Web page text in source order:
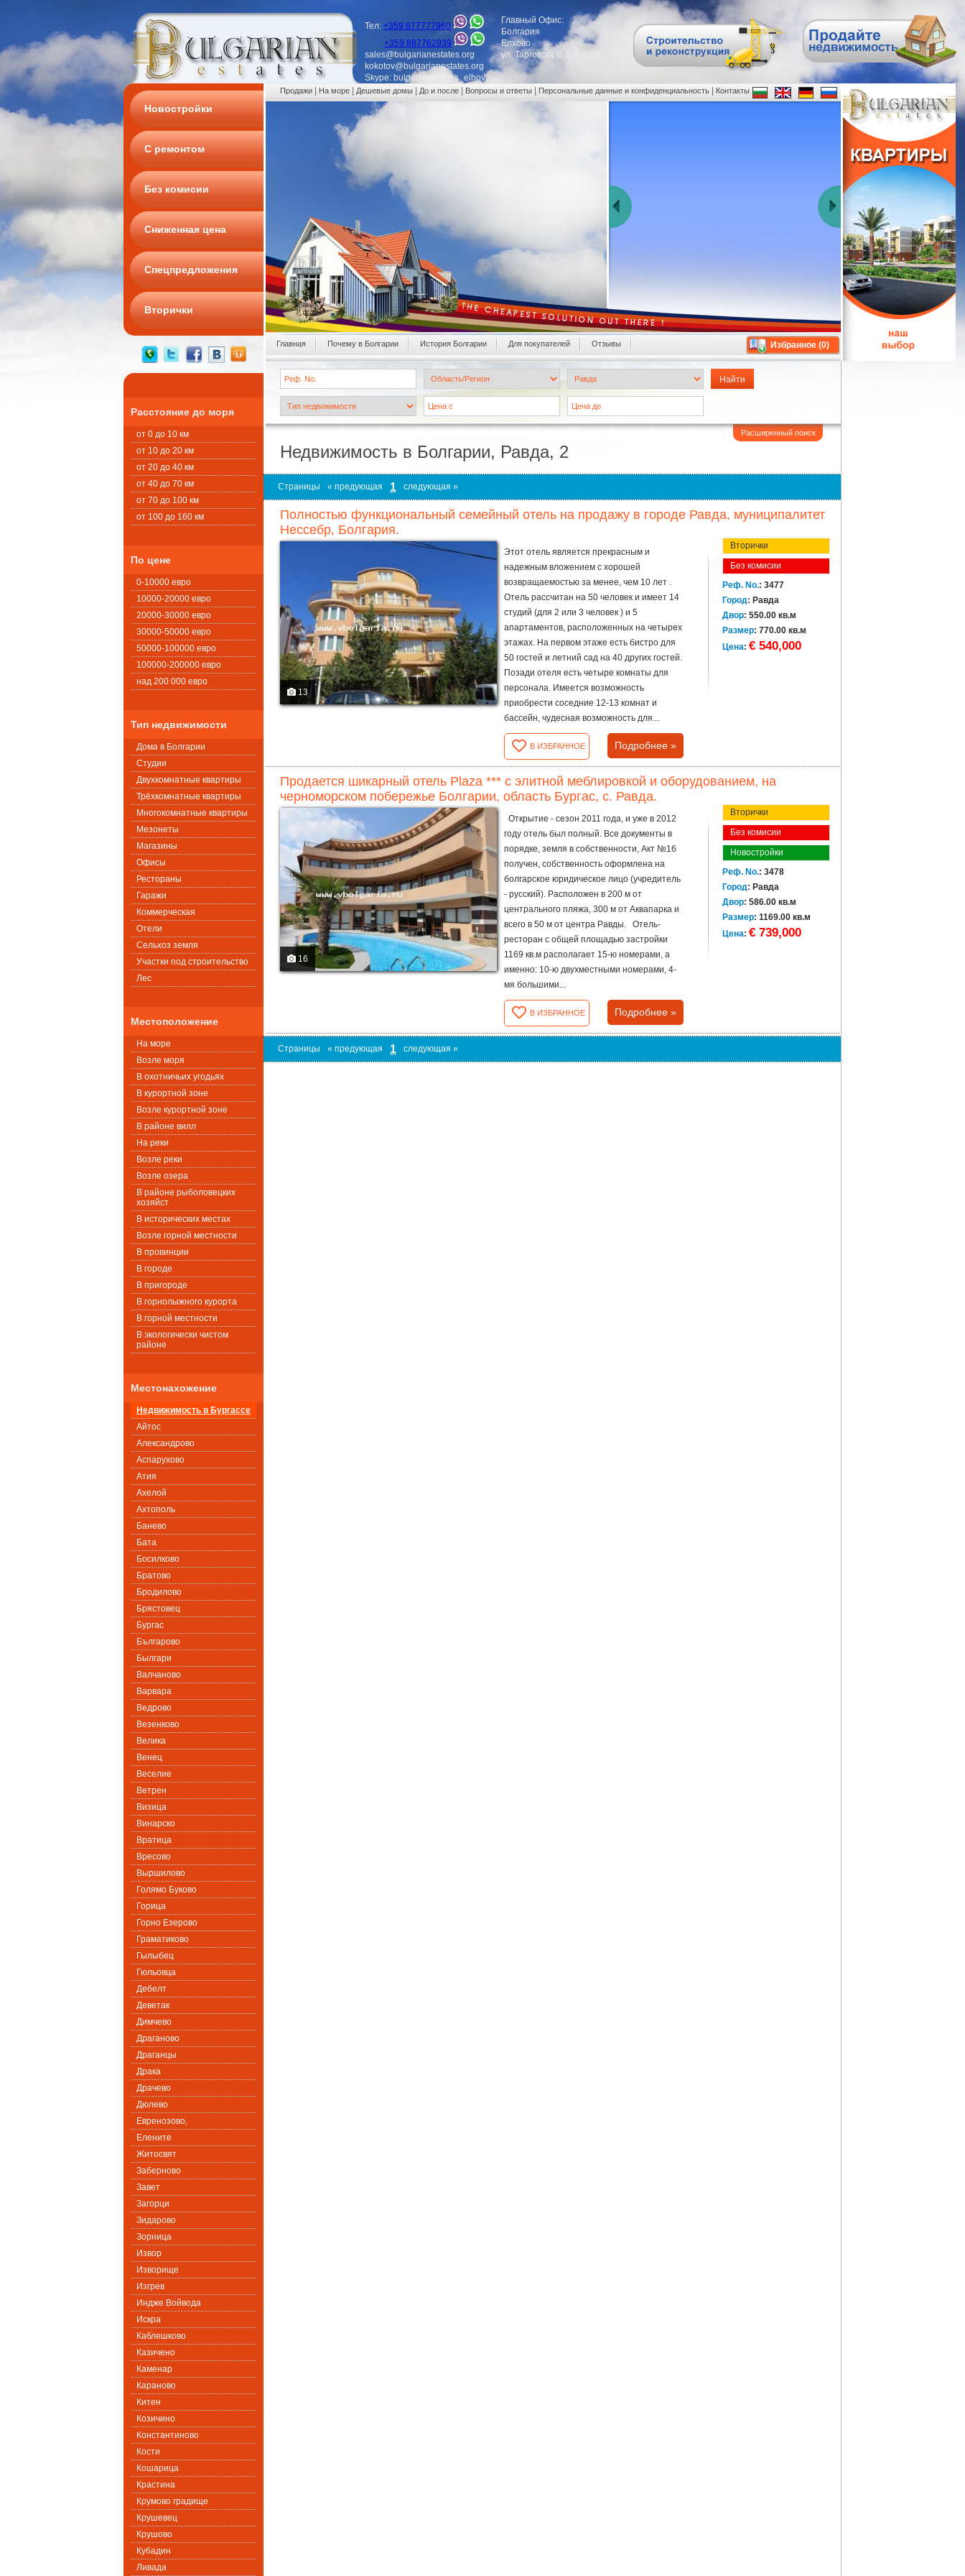
Тел: +359 877777960
+359 887762939
sales@bulgarianestates.org
kokotov@bulgarianestates.org
Skype: bulgarianestates_elhovo
Главный Офис:
Болгария
Елхово
ул. Тарговска 8, 2-й етаж
Новостройки
С ремонтом
Без комисии
Сниженная цена
Спецпредложения
Вторички
Расстояние до моря
от 0 до 10 км
от 10 до 20 км
от 20 до 40 км
от 40 до 70 км
от 70 до 100 км
от 100 до 160 км
По цене
0-10000 евро
10000-20000 евро
20000-30000 евро
30000-50000 евро
50000-100000 евро
100000-200000 евро
над 200 000 евро
Тип недвижимости
Дома в Болгарии
Студии
Двухкомнатные квартиры
Трёхкомнатные квартиры
Многокомнатные квартиры
Мезонеты
Магазины
Офисы
Рестораны
Гаражи
Коммерческая
Oтели
Сельхоз земля
Участки под строительство
Лес
Местоположение
На море
Возле моря
В охотничьих угодьях
В курортной зоне
Возле курортной зоне
В районе вилл
На реки
Возле реки
Возле озера
В районе рыболовецких
хозяйст
В исторических местах
Возле горной местности
В провинции
В городе
В пригороде
В горнолыжного курорта
В горной местности
В экологически чистом
районе
Местонахожение
Недвижимость в Бургассе
Айтос
Александрово
Аспарухово
Атия
Ахелой
Ахтополь
Банево
Бата
Босилково
Братово
Бродилово
Брястовец
Бургас
Българово
Былгари
Валчаново
Варвара
Ведрово
Везенково
Велика
Венец
Веселие
Ветрен
Визица
Винарско
Вратица
Вресово
Выршилово
Голямо Буково
Горица
Горно Езерово
Граматиково
Гылыбец
Гюльовца
Дебелт
Деветак
Димчево
Драганово
Драганцы
Драка
Драчево
Дюлево
Евренозово,
Елените
Житосвят
Заберново
Завет
Загорци
Зидарово
Зорница
Извор
Изворище
Изгрев
Индже Войвода
Искра
Каблешково
Казичено
Каменар
Караново
Китен
Козичино
Константиново
Кости
Кошарица
Крастина
Крумово градище
Крушевец
Крушово
Кубадин
Ливада
Продажи На море Дешевые домы До и после Вопросы и ответы Персональные данные и конфиденциальность Контакты
Главная Почему в Болгарии История Болгарии Для покупателей Oтзывы Избранное (0)
Расширенный поиск
Недвижимость в Болгарии, Равда, 2
Страницы « предующая 1 следующая »
Полностью функциональный семейный отель на продажу в городе Равда, муниципалитет
Нессебр, Болгария.
13
Этот отель является прекрасным и
надежным вложением с хорошей
возвращаемостью за менее, чем 10 лет .
Отель рассчитан на 50 человек и имеет 14
студий (для 2 или 3 человек ) и 5
апартаментов, расположенных на четырех
этажах. На первом этаже есть бистро для
50 гостей и летний сад на 40 других гостей.
Позади отеля есть четыре комнаты для
персонала. Имеется возможность
приобрести соседние 12-13 комнат и
бассейн, чудесная возможность для...
В ИЗБРАННОЕ Подробнее »
Вторички
Без комисии
Реф. No.: 3477
Город: Равда
Двор: 550.00 кв.м
Размер: 770.00 кв.м
Цена: € 540,000
Продается шикарный отель Plaza *** с элитной меблировкой и оборудованием, на
черноморском побережье Болгарии, область Бургас, с. Равда.
16
Открытие - сезон 2011 года, и уже в 2012
году отель был полный. Все документы в
порядке, земля в собственности, Акт №16
получен, собственность оформлена на
болгарское юридическое лицо (учредитель
- русский). Расположен в 200 м от
центрального пляжа, 300 м от Аквапарка и
всего в 50 м от центра Равды. Отель-
ресторан с общей площадью застройки
1169 кв.м располагает 15-ю номерами, а
именно: 10-ю двухместными номерами, 4-
мя большими...
В ИЗБРАННОЕ Подробнее »
Вторички
Без комисии
Новостройки
Реф. No.: 3478
Город: Равда
Двор: 586.00 кв.м
Размер: 1169.00 кв.м
Цена: € 739,000
Страницы « предующая 1 следующая »